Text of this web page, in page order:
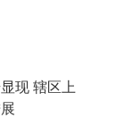
现 辖区上